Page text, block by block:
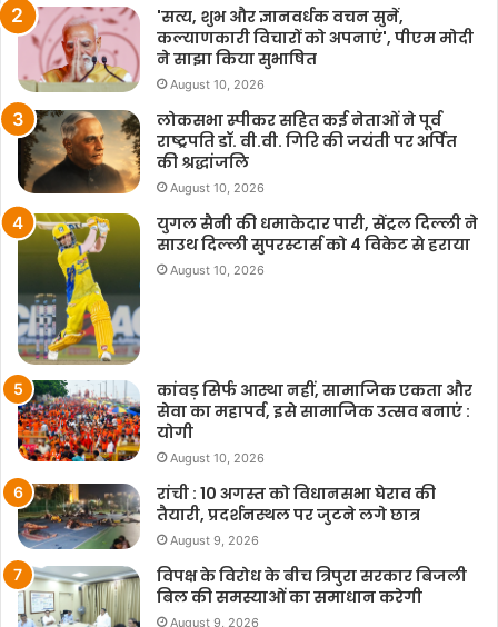
'सत्य, शुभ और ज्ञानवर्धक वचन सुनें,
कल्याणकारी विचारों को अपनाएं', पीएम मोदी
ने साझा किया सुभाषित
August 10, 2026
लोकसभा स्पीकर सहित कई नेताओं ने पूर्व
राष्ट्रपति डॉ. वी.वी. गिरि की जयंती पर अर्पित
की श्रद्धांजलि
August 10, 2026
युगल सैनी की धमाकेदार पारी, सेंट्रल दिल्ली ने
साउथ दिल्ली सुपरस्टार्स को 4 विकेट से हराया
August 10, 2026
कांवड़ सिर्फ आस्था नहीं, सामाजिक एकता और
सेवा का महापर्व, इसे सामाजिक उत्सव बनाएं :
योगी
August 10, 2026
रांची : 10 अगस्त को विधानसभा घेराव की
तैयारी, प्रदर्शनस्थल पर जुटने लगे छात्र
August 9, 2026
विपक्ष के विरोध के बीच त्रिपुरा सरकार बिजली
बिल की समस्याओं का समाधान करेगी
August 9, 2026